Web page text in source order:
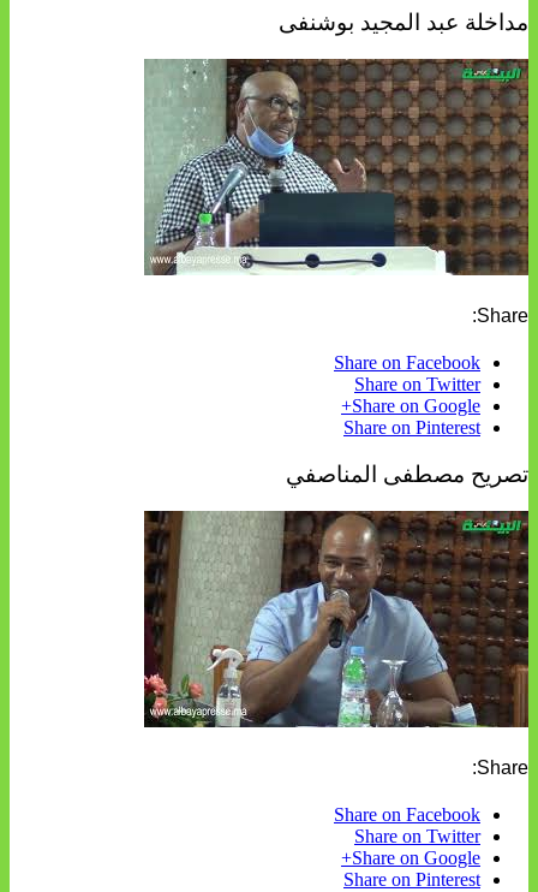
مداخلة عبد المجيد بوشنفى
Share:
Share on Facebook
Share on Twitter
Share on Google+
Share on Pinterest
تصريح مصطفى المناصفي
Share:
Share on Facebook
Share on Twitter
Share on Google+
Share on Pinterest